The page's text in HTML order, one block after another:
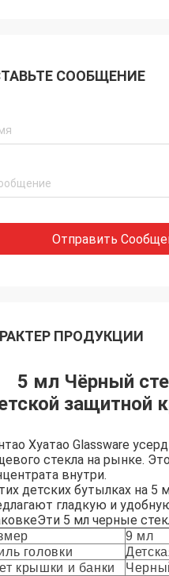
СООБЩЕНИЕ
Отправить
ПРОДУКЦИИ
5 мл Чёрный
защитной
Хуатао Glassware
стекла на рынке.
внутри.
детских бутылках на
гладкую и
5 мл черные
9 мл
головки
крышки и банки